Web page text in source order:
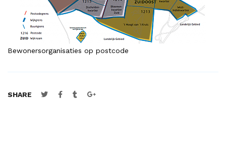
Bewonersorganisaties op postcode
SHARE